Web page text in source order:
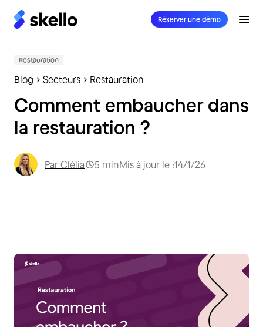
Réserver une démo
Restauration
Blog Secteurs Restauration
Comment embaucher dans
la restauration ?
Par Clélia 5 minMis à jour le :14/1/26